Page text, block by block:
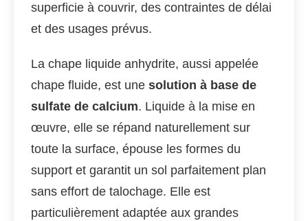
superficie à couvrir, des contraintes de délai
et des usages prévus.
La chape liquide anhydrite, aussi appelée
chape fluide, est une solution à base de
sulfate de calcium. Liquide à la mise en
œuvre, elle se répand naturellement sur
toute la surface, épouse les formes du
support et garantit un sol parfaitement plan
sans effort de talochage. Elle est
particulièrement adaptée aux grandes